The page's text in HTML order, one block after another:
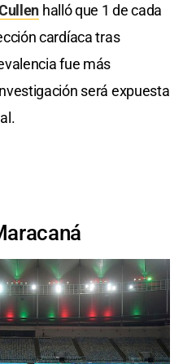
halló que 1 de cada
cardíaca tras
fue más
será expuesta